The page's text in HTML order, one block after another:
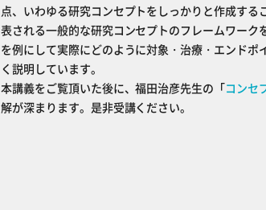
点、いわゆる研究コンセプトをしっかりと作成する
表される一般的な研究コンセプトのフレームワーク
を例にして実際にどのように対象・治療・エンドポ
く説明しています。
本講義をご覧頂いた後に、福田治彦先生の「コンセ
解が深まります。是非受講ください。